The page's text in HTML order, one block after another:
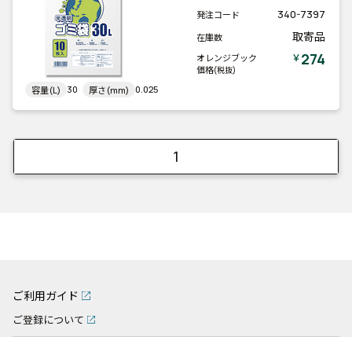
発注コード 340-7397
在庫数 取寄品
オレンジブック
価格(税抜)
￥274
容量(L) 30 厚さ(mm) 0.025
1
ご利用ガイド
ご登録について